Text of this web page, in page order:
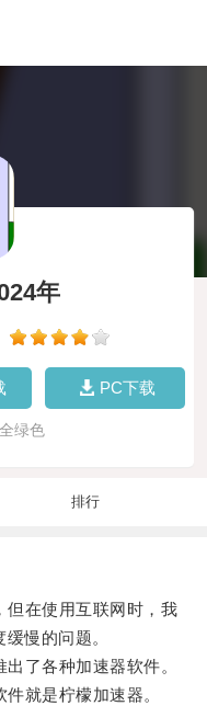
年
PC下载
绿色
排行
在使用互联网时，我
慢的问题。
了各种加速器软件。
就是柠檬加速器。